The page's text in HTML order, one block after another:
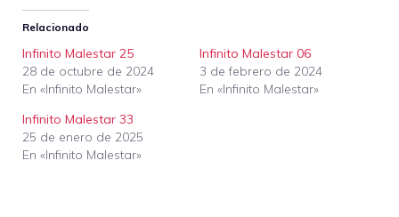
Relacionado
Infinito Malestar 25
28 de octubre de 2024
En «Infinito Malestar»
Infinito Malestar 06
3 de febrero de 2024
En «Infinito Malestar»
Infinito Malestar 33
25 de enero de 2025
En «Infinito Malestar»